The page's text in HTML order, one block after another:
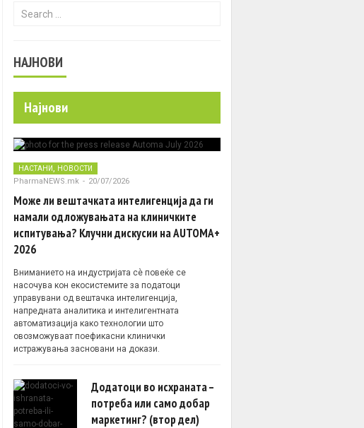
Search for:
НАЈНОВИ
Најнови
НАСТАНИ , НОВОСТИ
PharmaNEWS.mk - 20/07/2026
Може ли вештачката интелигенција да ги
намали одложувањата на клиничките
испитувања? Клучни дискусии на AUTOMA+
2026
Вниманието на индустријата сè повеќе се
насочува кон екосистемите за податоци
управувани од вештачка интелигенција,
напредната аналитика и интелигентната
автоматизација како технологии што
овозможуваат поефикасни клинички
истражувања засновани на докази.
Додатоци во исхраната –
потреба или само добар
маркетинг? (втор дел)